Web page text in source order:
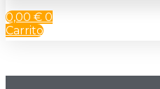
0,00 € 0
Carrito